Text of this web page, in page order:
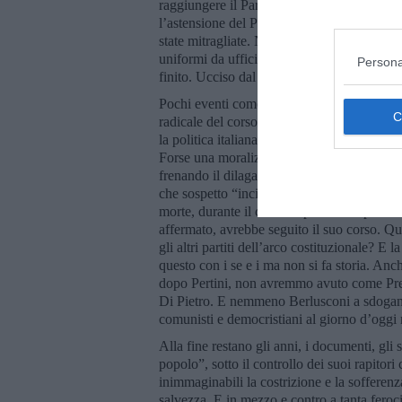
raggiungere il Parlamento dove
l’astensione del PCI. E così la sua auto e
state mitragliate. Nessuno si era fatto
uniformi da ufficiali dell’aeronautica
finito. Ucciso dal ridicolo.
Pochi eventi come il sequestro di Moro e
radicale del corso della storia, frenandone
la politica italiana avrebbe salutato le
Forse una moralizzazione della politica e
frenando il dilagante malcostume. E se
che sospetto “incidente” d’auto avvenuto
morte, durante il comizio per le europee
affermato, avrebbe seguito il suo corso.
gli altri partiti dell’arco costituzionale? E
questo con i se e i ma non si fa storia.
dopo Pertini, non avremmo avuto come
Di Pietro. E nemmeno Berlusconi a
comunisti e democristiani al giorno d’oggi
Alla fine restano gli anni, i documenti, gli
popolo”, sotto il controllo dei suoi rapitori
inimmaginabili la costrizione e la